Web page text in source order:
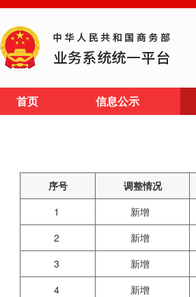
首页 信息公示
序号 调整情况
1
新增
2
新增
3
新增
4
新增